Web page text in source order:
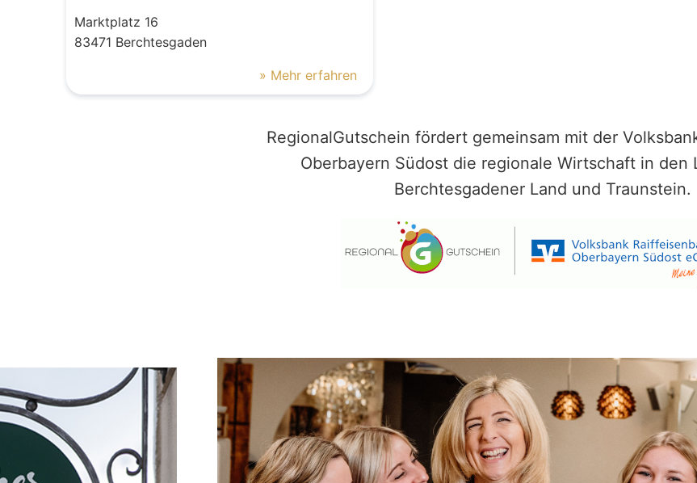
Marktplatz 16
83471 Berchtesgaden
» Mehr erfahren
RegionalGutschein fördert gemeinsam mit der
Oberbayern Südost die regionale Wirtschaft in den
Berchtesgadener Land und Traunstein.